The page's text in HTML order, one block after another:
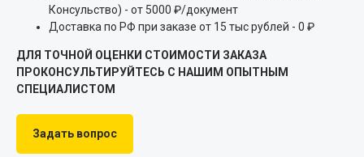
Консульство) - от 5000 ₽/документ
Доставка по РФ при заказе от 15 тыс рублей - 0 ₽
ДЛЯ ТОЧНОЙ ОЦЕНКИ СТОИМОСТИ ЗАКАЗА
ПРОКОНСУЛЬТИРУЙТЕСЬ С НАШИМ ОПЫТНЫМ
СПЕЦИАЛИСТОМ
Задать вопрос